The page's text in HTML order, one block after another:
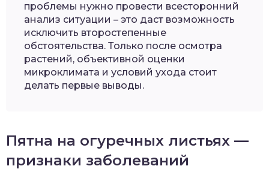
проблемы нужно провести всесторонний
анализ ситуации – это даст возможность
исключить второстепенные
обстоятельства. Только после осмотра
растений, объективной оценки
микроклимата и условий ухода стоит
делать первые выводы.
Пятна на огуречных листьях —
признаки заболеваний